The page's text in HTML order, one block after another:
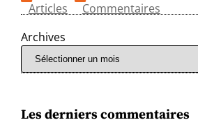
Articles
Commentaires
Archives
Les derniers commentaires